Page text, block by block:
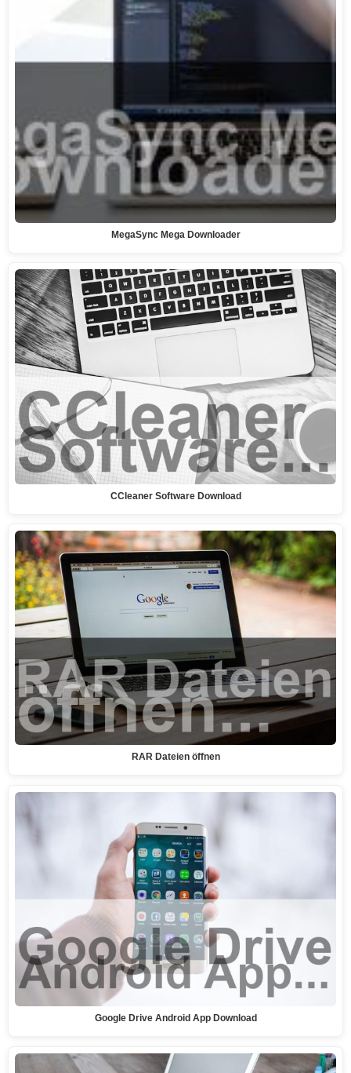
MegaSync Mega Downloader
CCleaner Software Download
RAR Dateien öffnen
Google Drive Android App Download